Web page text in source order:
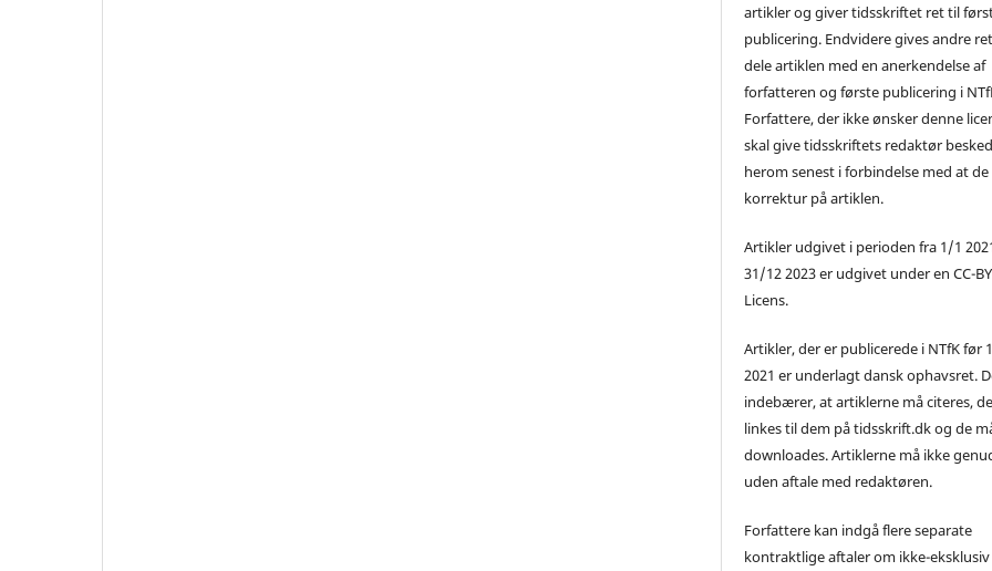
artikler og giver tidsskriftet ret til
publicering. Endvidere gives andre
dele artiklen med en anerkendelse af
forfatteren og første publicering i
Forfattere, der ikke ønsker denne
skal give tidsskriftets redaktør besked
herom senest i forbindelse med at
korrektur på artiklen.
Artikler udgivet i perioden fra 1/1
31/12 2023 er udgivet under en CC-
Licens.
Artikler, der er publicerede i NTfK før
2021 er underlagt dansk ophavsret.
indebærer, at artiklerne må citeres,
linkes til dem på tidsskrift.dk og de
downloades. Artiklerne må ikke
uden aftale med redaktøren.
Forfattere kan indgå flere separate
kontraktlige aftaler om ikke-eksklusiv